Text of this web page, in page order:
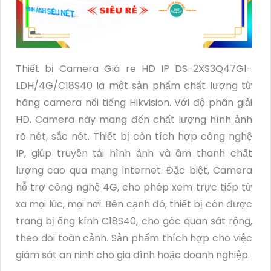
Thiết bị Camera Giá re HD IP DS-2XS3Q47G1-
LDH/4G/C18S40 là một sản phẩm chất lượng từ
hãng camera nổi tiếng Hikvision. Với độ phân giải
HD, Camera này mang đến chất lượng hình ảnh
rõ nét, sắc nét. Thiết bị còn tích hợp công nghệ
IP, giúp truyền tải hình ảnh và âm thanh chất
lượng cao qua mạng internet. Đặc biệt, Camera
hỗ trợ công nghệ 4G, cho phép xem trực tiếp từ
xa mọi lúc, mọi nơi. Bên cạnh đó, thiết bị còn được
trang bị ống kính C18S40, cho góc quan sát rộng,
theo dõi toàn cảnh. Sản phẩm thích hợp cho việc
giám sát an ninh cho gia đình hoặc doanh nghiệp.